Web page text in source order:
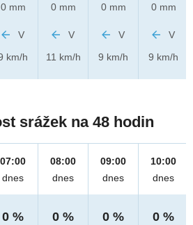
0 mm
V
km/h
0 mm
V
11 km/h
0 mm
V
9 km/h
0 mm
V
9 km/h
srážek na 48 hodin
07:00
dnes
0 %
08:00
dnes
0 %
09:00
dnes
0 %
10:00
dnes
0 %